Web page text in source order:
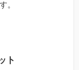
。
ト